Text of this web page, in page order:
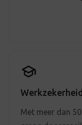
Met meer dan